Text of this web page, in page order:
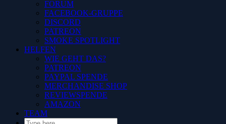
FORUM
FACEBOOK-GRUPPE
DISCORD
PATREON
SMOKE SPOTLIGHT
HELFEN
WIE GEHT DAS?
PATREON
PAYPAL SPENDE
MERCHANDISE SHOP
REVIEWSPENDE
AMAZON
TEAM